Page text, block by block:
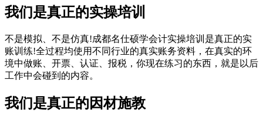
我们是真正的实操培训
不是模拟、不是仿真!成都名仕硕学会计实操培训是真正的实
账训练!全过程均使用不同行业的真实账务资料，在真实的环
境中做账、开票、认证、报税，你现在练习的东西，就是以后
工作中会碰到的内容。
我们是真正的因材施教